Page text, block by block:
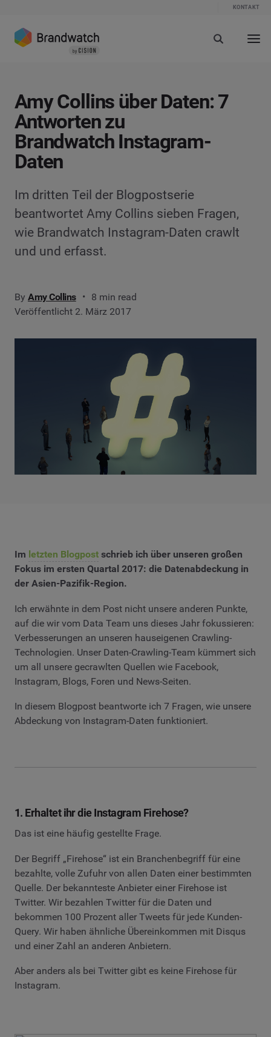
KONTAKT
Amy Collins über Daten: 7
Antworten zu
Brandwatch Instagram-
Daten
Im dritten Teil der Blogpostserie
beantwortet Amy Collins sieben Fragen,
wie Brandwatch Instagram-Daten crawlt
und und erfasst.
By Amy Collins
8 min read
Veröffentlicht 2. März 2017
Im letzten Blogpost schrieb ich über unseren großen
Fokus im ersten Quartal 2017: die Datenabdeckung in
der Asien-Pazifik-Region.
Ich erwähnte in dem Post nicht unsere anderen Punkte,
auf die wir vom Data Team uns dieses Jahr fokussieren:
Verbesserungen an unseren hauseigenen Crawling-
Technologien. Unser Daten-Crawling-Team kümmert sich
um all unsere gecrawlten Quellen wie Facebook,
Instagram, Blogs, Foren und News-Seiten.
In diesem Blogpost beantworte ich 7 Fragen, wie unsere
Abdeckung von Instagram-Daten funktioniert.
1. Erhaltet ihr die Instagram Firehose?
Das ist eine häufig gestellte Frage.
Der Begriff „Firehose“ ist ein Branchenbegriff für eine
bezahlte, volle Zufuhr von allen Daten einer bestimmten
Quelle. Der bekannteste Anbieter einer Firehose ist
Twitter. Wir bezahlen Twitter für die Daten und
bekommen 100 Prozent aller Tweets für jede Kunden-
Query. Wir haben ähnliche Übereinkommen mit Disqus
und einer Zahl an anderen Anbietern.
Aber anders als bei Twitter gibt es keine Firehose für
Instagram.